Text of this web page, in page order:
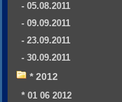
- 05.08.2011
- 09.09.2011
- 23.09.2011
- 30.09.2011
* 2012
* 01 06 2012